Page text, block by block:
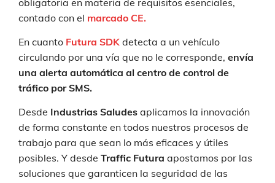
contado con el marcado CE.
En cuanto Futura SDK detecta a un vehículo
circulando por una vía que no le corresponde, envía
una alerta automática al centro de control de
tráfico por SMS.
Desde Industrias Saludes aplicamos la innovación
de forma constante en todos nuestros procesos de
trabajo para que sean lo más eficaces y útiles
posibles. Y desde Traffic Futura apostamos por las
soluciones que garanticen la seguridad de las